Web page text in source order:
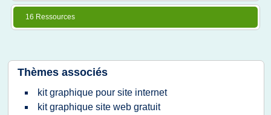
16 Ressources
Thèmes associés
kit graphique pour site internet
kit graphique site web gratuit